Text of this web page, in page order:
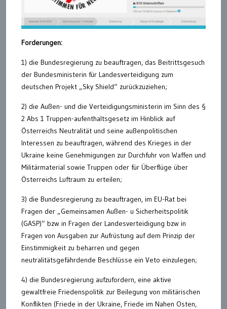
Forderungen:
1) die Bundesregierung zu beauftragen, das Beitrittsgesuch
der Bundesministerin für Landesverteidigung zum
deutschen Projekt „Sky Shield“ zurückzuziehen;
2) die Außen- und die Verteidigungsministerin im Sinn des §
2 Abs 1 Truppen-aufenthaltsgesetz im Hinblick auf
Österreichs Neutralität und seine außenpolitischen
Interessen zu beauftragen, während des Krieges in der
Ukraine keine Genehmigungen zur Durchfuhr von Waffen und
Militärmaterial sowie Truppen oder für Überflüge über
Österreichs Luftraum zu erteilen;
3) die Bundesregierung zu beauftragen, im EU-Rat bei
Fragen der „Gemeinsamen Außen- u Sicherheitspolitik
(GASP)“ bzw in Fragen der Landesverteidigung bzw in
Fragen von Ausgaben zur Aufrüstung auf dem Prinzip der
Einstimmigkeit zu beharren und gegen
neutralitätsgefährdende Beschlüsse ein Veto einzulegen;
4) die Bundesregierung aufzufordern, eine aktive
gewaltfreie Friedenspolitik zur Beilegung von militärischen
Konflikten (Friede in der Ukraine, Friede im Nahen Osten,